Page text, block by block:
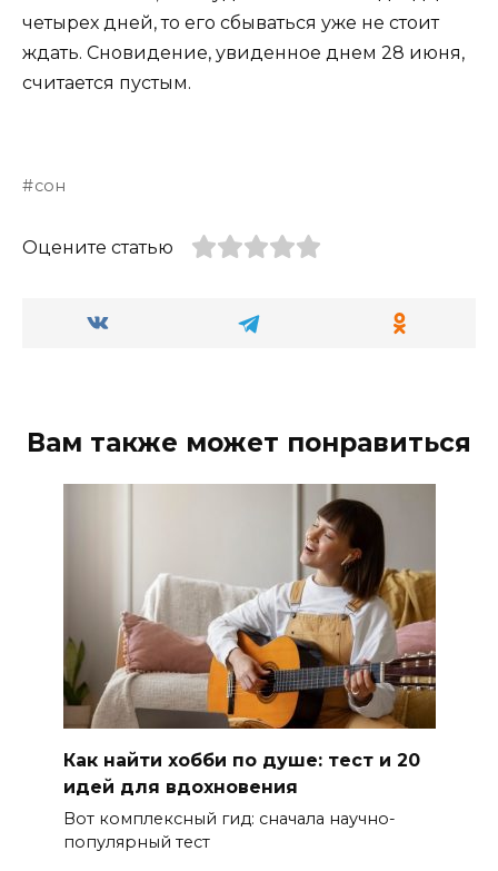
четырех дней, то его сбываться уже не стоит
ждать. Сновидение, увиденное днем 28 июня,
считается пустым.
сон
Оцените статью
Вам также может понравиться
Как найти хобби по душе: тест и 20
идей для вдохновения
Вот комплексный гид: сначала научно-
популярный тест